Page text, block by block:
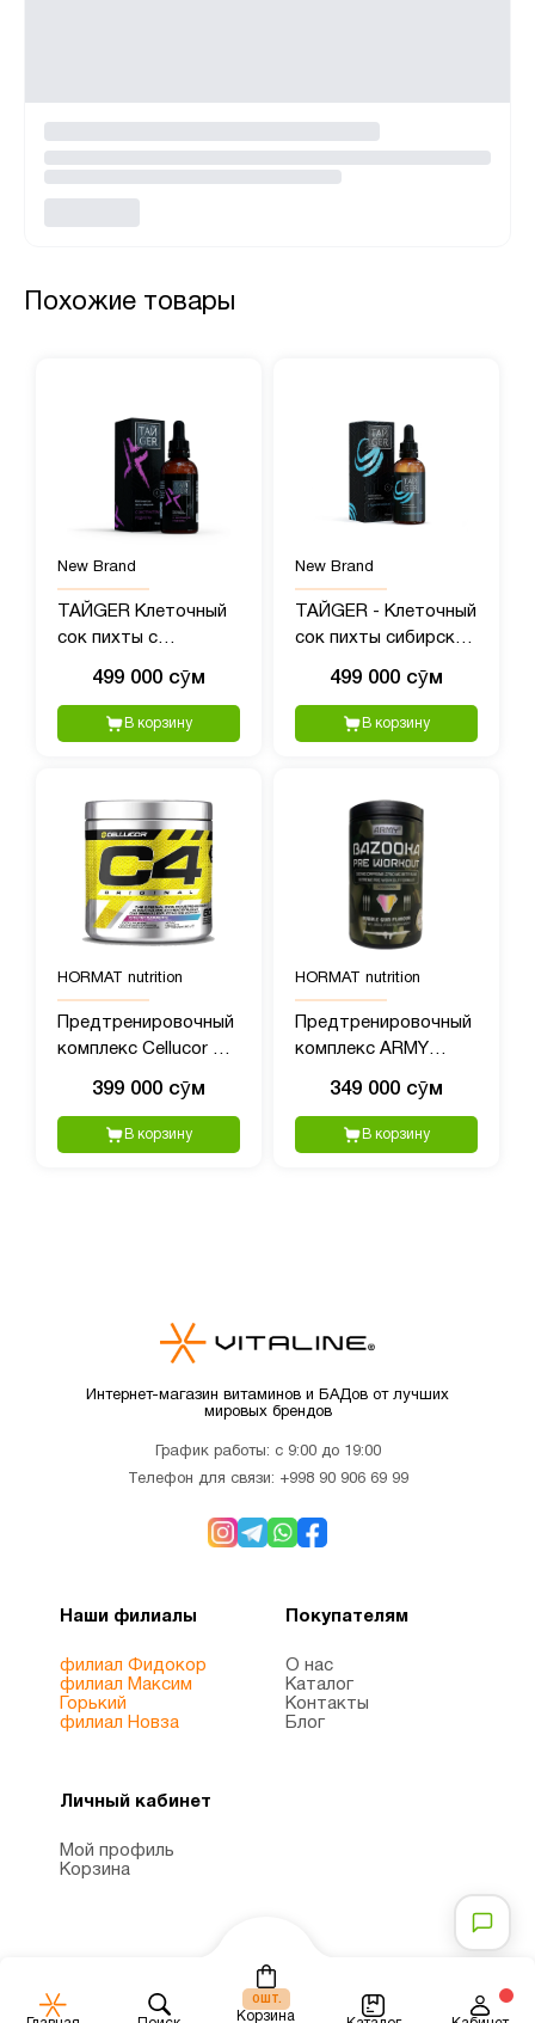
Похожие товары
New Brand
ТАЙGER Клеточный
сок пихты с
499 000 сӯм
В корзину
New Brand
ТАЙGER - Клеточный
сок пихты сибирской
499 000 сӯм
В корзину
HORMAT nutrition
Предтренировочный
комплекс Cellucor C4
399 000 сӯм
В корзину
HORMAT nutrition
Предтренировочный
комплекс ARMY
Workout 1, 40 порций,
380 гр пищвая
добавка
349 000 сӯм
В корзину
0шт.
Корзина
Интернет-магазин витаминов и БАДов от лучших
мировых брендов
График работы: с 9:00 до 19:00
Телефон для связи: +998 90 906 69 99
Наши филиалы
филиал Фидокор
филиал Максим
Горький
филиал Новза
Покупателям
О нас
Каталог
Контакты
Блог
Личный кабинет
Мой профиль
Корзина